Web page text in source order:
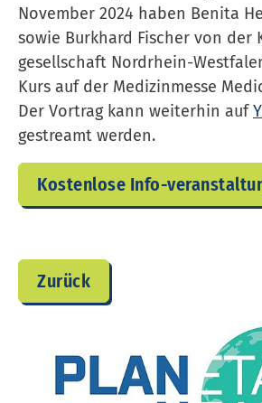
November 2024 haben Benita
sowie Burkhard Fischer von der
gesell­schaft Nordrhein-
Kurs auf der Medizinmesse
Der Vortrag kann weiterhin auf
gestreamt werden.
Kostenlose Info-
Zurück